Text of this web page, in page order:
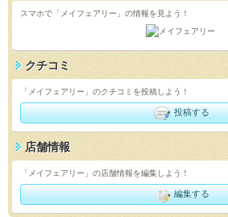
スマホで「メイフェアリー」の情報を見よう！
クチコミ
「メイフェアリー」のクチコミを投稿しよう！
投稿する
店舗情報
「メイフェアリー」の店舗情報を編集しよう！
編集する